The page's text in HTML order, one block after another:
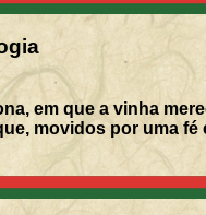
em que a vinha
movidos por uma